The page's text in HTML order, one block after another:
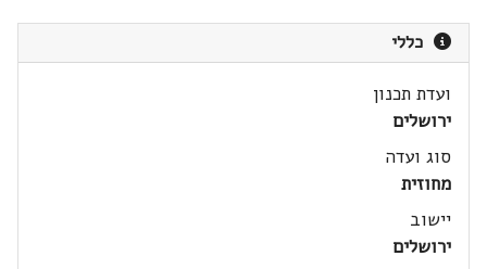
כללי
ועדת תכנון
ירושלים
סוג ועדה
מחוזית
יישוב
ירושלים